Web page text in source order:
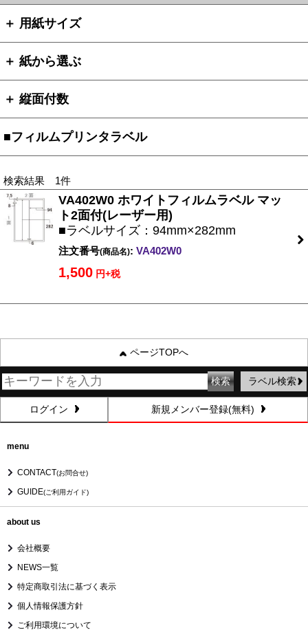
＋ 用紙サイズ
＋ 紙から選ぶ
＋ 縦面付数
■フィルムプリンタラベル
検索結果 1件
VA402W0 ホワイトフィルムラベル マッ
ト2面付(レーザー用)
■ラベルサイズ：94mm×282mm
注文番号(商品名): VA402W0
1,500 円+税
ページTOPへ
ラベル検索
ログイン 新規メンバー登録(無料)
menu
CONTACT(お問合せ)
GUIDE(ご利用ガイド)
about us
会社概要
NEWS一覧
特定商取引法に基づく表示
個人情報保護方針
ご利用環境について